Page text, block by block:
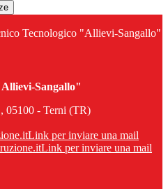
Tecnologico "Allievi-Sangallo"
Sangallo"
05100 - Terni (TR)
Link per inviare una mail
Link per inviare una mail